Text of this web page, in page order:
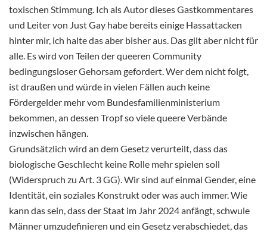
toxischen Stimmung. Ich als Autor dieses Gastkommentares
und Leiter von Just Gay habe bereits einige Hassattacken
hinter mir, ich halte das aber bisher aus. Das gilt aber nicht für
alle. Es wird von Teilen der queeren Community
bedingungsloser Gehorsam gefordert. Wer dem nicht folgt,
ist draußen und würde in vielen Fällen auch keine
Fördergelder mehr vom Bundesfamilienministerium
bekommen, an dessen Tropf so viele queere Verbände
inzwischen hängen.
Grundsätzlich wird an dem Gesetz verurteilt, dass das
biologische Geschlecht keine Rolle mehr spielen soll
(Widerspruch zu Art. 3 GG). Wir sind auf einmal Gender, eine
Identität, ein soziales Konstrukt oder was auch immer. Wie
kann das sein, dass der Staat im Jahr 2024 anfängt, schwule
Männer umzudefinieren und ein Gesetz verabschiedet, das